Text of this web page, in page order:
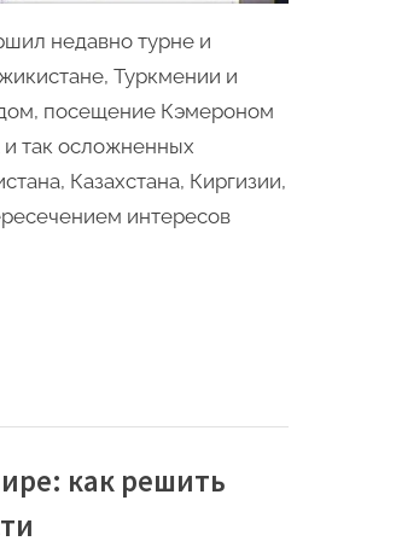
недавно турне и
Туркмении и
посещение Кэмероном
и так осложненных
Казахстана, Киргизии,
интересов
как решить